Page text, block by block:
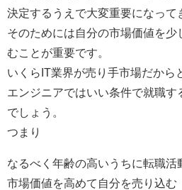
決定するうえで大変重要になって
そのためには自分の市場価値を少
むことが重要です。
いくら IT業界が売り手市場だから
エンジニアではいい条件で就職す
でしょう。
つまり
なるべく年齢の高いうちに転職活
市場価値を高めて自分を売り込む